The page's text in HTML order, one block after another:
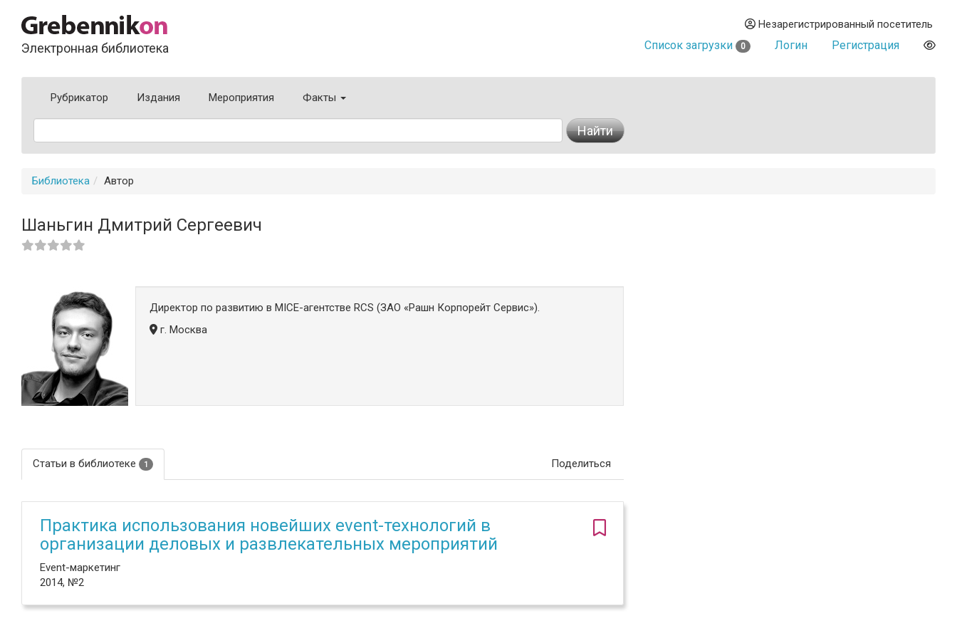
Электронная библиотека
Незарегистрированный посетитель
Список загрузки 0 Логин Регистрация
Рубрикатор Издания Мероприятия Факты
Найти
Библиотека Автор
Шаньгин Дмитрий Сергеевич
Директор по развитию в MICE-агентстве RCS (ЗАО «Рашн Корпорейт Сервис»).
г. Москва
Статьи в библиотеке 1 Поделиться
Практика использования новейших event-технологий в
организации деловых и развлекательных мероприятий
Event-маркетинг
2014, №2